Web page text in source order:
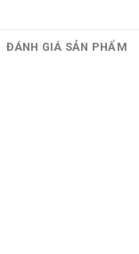
ĐÁNH GIÁ SẢN PHẨM